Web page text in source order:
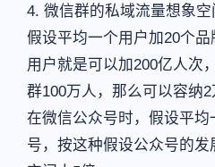
4. 微信群的私域流量想象空
假设平均一个用户加20个
用户就是可以加200亿人次
群100万人，那么可以容纳2
在微信公众号时，假设平
号，按这种假设公众号的